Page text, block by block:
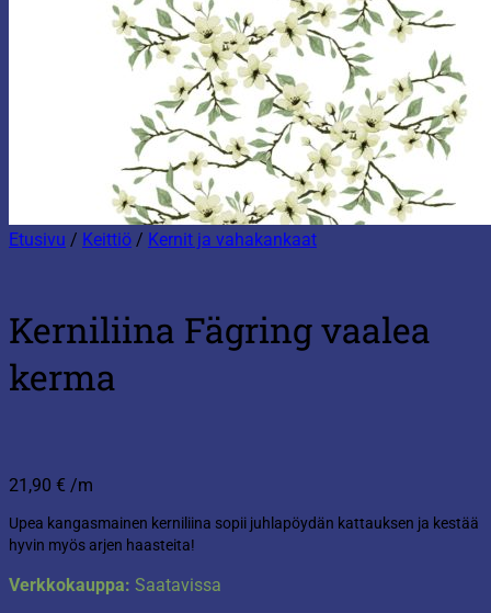
Etusivu / Keittiö / Kernit ja vahakankaat
Kerniliina Fägring vaalea
kerma
21,90 € /m
Upea kangasmainen kerniliina sopii juhlapöydän kattauksen ja kestää
hyvin myös arjen haasteita!
Verkkokauppa: Saatavissa